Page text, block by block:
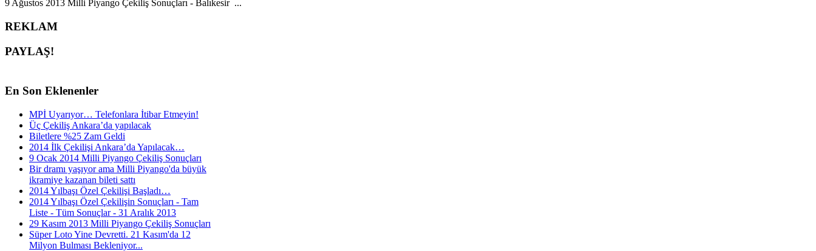
9 Ağustos 2013 Milli Piyango Çekiliş Sonuçları - Balıkesir ...
REKLAM
PAYLAŞ!
En Son Eklenenler
MPİ Uyarıyor… Telefonlara İtibar Etmeyin!
Üç Çekiliş Ankara’da yapılacak
Biletlere %25 Zam Geldi
2014 İlk Çekilişi Ankara’da Yapılacak…
9 Ocak 2014 Milli Piyango Çekiliş Sonuçları
Bir dramı yaşıyor ama Milli Piyango'da büyük
ikramiye kazanan bileti sattı
2014 Yılbaşı Özel Çekilişi Başladı…
2014 Yılbaşı Özel Çekilişin Sonuçları - Tam
Liste - Tüm Sonuçlar - 31 Aralık 2013
29 Kasım 2013 Milli Piyango Çekiliş Sonuçları
Süper Loto Yine Devretti. 21 Kasım'da 12
Milyon Bulması Bekleniyor...